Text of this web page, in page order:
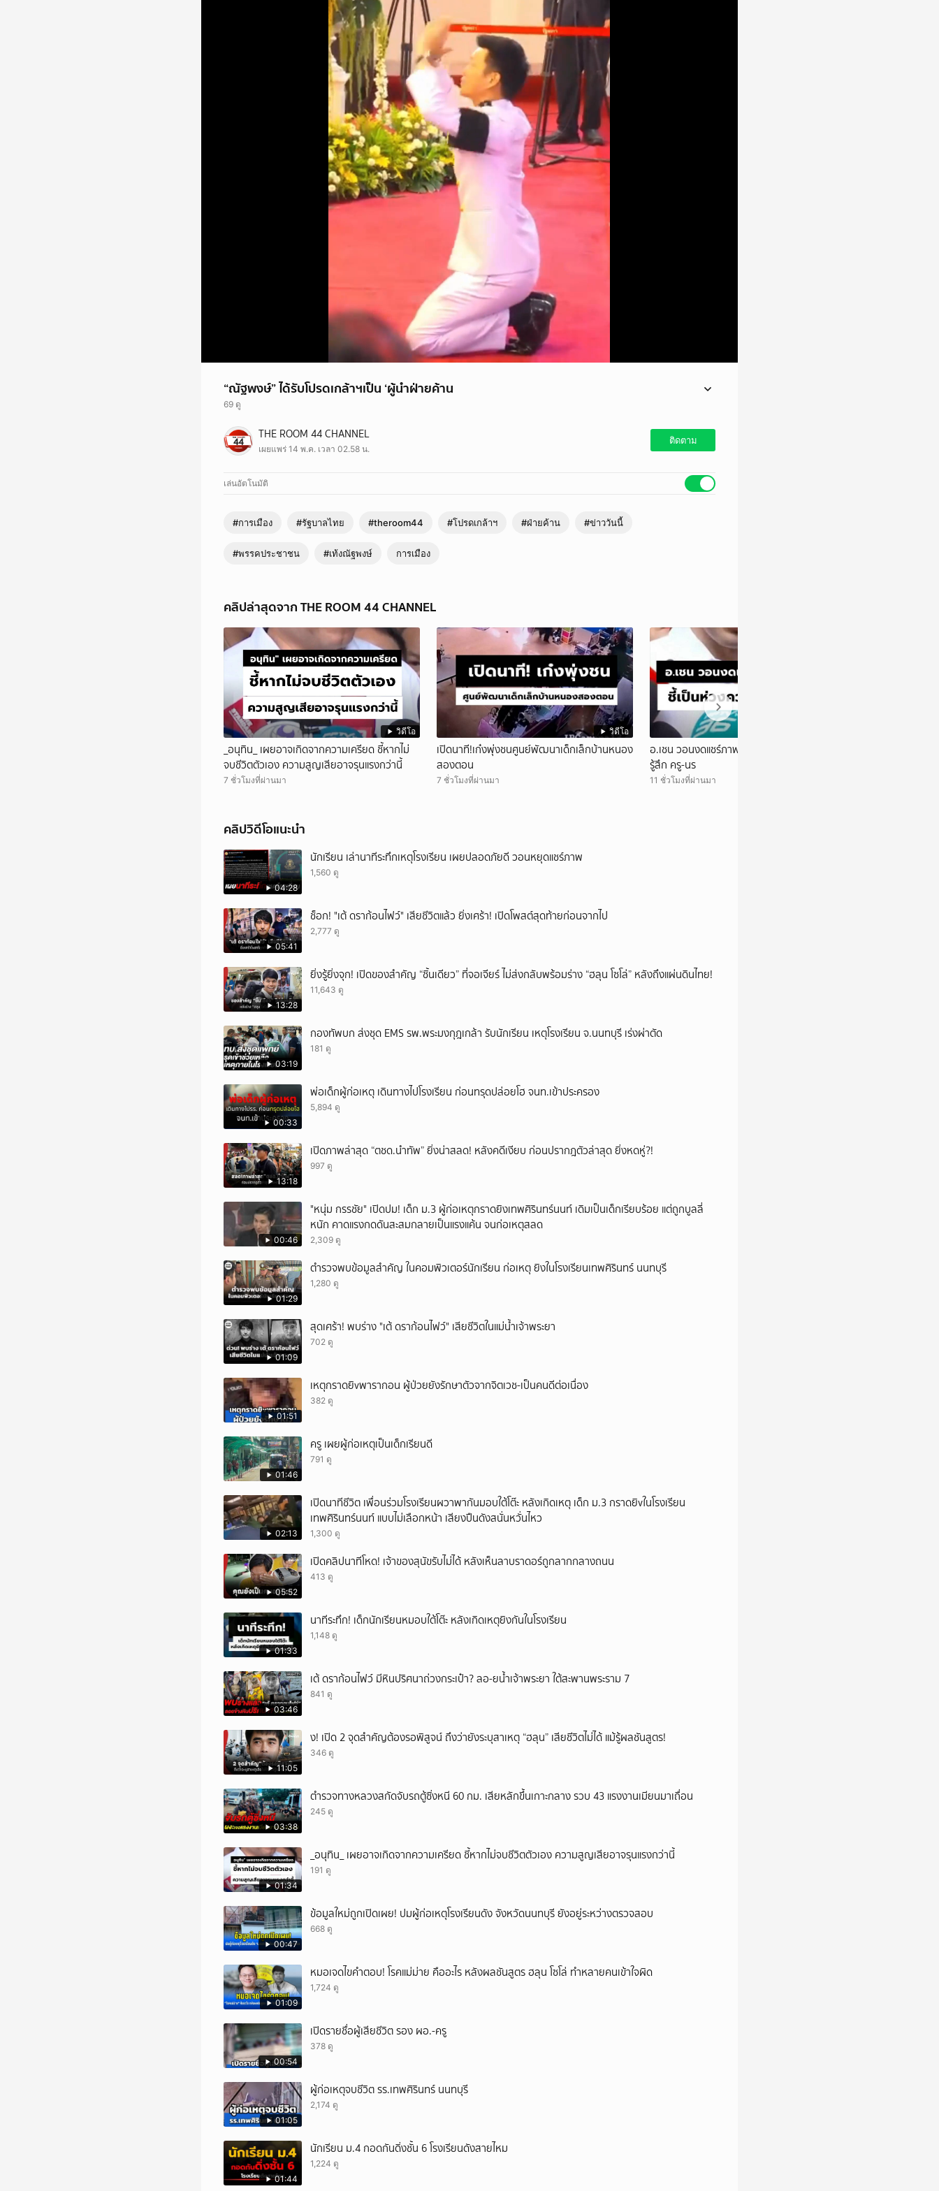
“ณัฐพงษ์” ได้รับโปรดเกล้าฯเป็น ‘ผู้นำฝ่ายค้าน
69 ดู
“ณัฐพงษ์” ได้รับโปรดเกล้าฯเป็น ‘ผู้นำฝ่ายค้าน
#เท้งณัฐพงษ์ #พรรคประชาชน #ฝ่ายค้าน #รัฐบาลไทย #โปรดเกล้าฯ #ข่าววันนี้ #theroom44
THE ROOM 44 CHANNEL
เผยแพร่ 14 พ.ค. เวลา 02.58 น.
ติดตาม
เล่นอัตโนมัติ
#การเมือง #รัฐบาลไทย #theroom44 #โปรดเกล้าฯ #ฝ่ายค้าน #ข่าววันนี้
#พรรคประชาชน #เท้งณัฐพงษ์ การเมือง
คลิปล่าสุดจาก THE ROOM 44 CHANNEL
วิดีโอ
_อนุทิน_ เผยอาจเกิดจากความเครียด ชี้หากไม่
จบชีวิตตัวเอง ความสูญเสียอาจรุนแรงกว่านี้
7 ชั่วโมงที่ผ่านมา
วิดีโอ
เปิดนาที!เก๋งพุ่งชนศูนย์พัฒนาเด็กเล็กบ้านหนอง
สองตอน
7 ชั่วโมงที่ผ่านมา
อ.เชน วอนงดแชร์ภาพเหตุการณ์ ชี้เป็นห่วงความ
รู้สึก ครู-นร
11 ชั่วโมงที่ผ่านมา
คลิปวิดีโอแนะนำ
04:28
นักเรียน เล่านาทีระทึกเหตุโรงเรียน เผยปลอดภัยดี วอนหยุดแชร์ภาพ
1,560 ดู
05:41
ช็อก! "เต้ ดราก้อนไฟว์" เสียชีวิตแล้ว ยิ่งเศร้า! เปิดโพสต์สุดท้ายก่อนจากไป
2,777 ดู
13:28
ยิ่งรู้ยิ่งจุก! เปิดของสำคัญ “ชิ้นเดียว” ที่จอเจียร์ ไม่ส่งกลับพร้อมร่าง “ฮลุน โซโล่” หลังถึงแผ่นดินไทย!
11,643 ดู
03:19
กองทัพบก ส่งชุด EMS รพ.พระมงกุฎเกล้า รับนักเรียน เหตุโรงเรียน จ.นนทบุรี เร่งผ่าตัด
181 ดู
00:33
พ่อเด็กผู้ก่อเหตุ เดินทางไปโรงเรียน ก่อนทรุดปล่อยโฮ จนท.เข้าประครอง
5,894 ดู
13:18
เปิดภาพล่าสุด “ตชด.นำทัพ” ยิ่งน่าสลด! หลังคดีเงียบ ก่อนปรากฎตัวล่าสุด ยิ่งหดหู่?!
997 ดู
00:46
"หนุ่ม กรรชัย" เปิดปม! เด็ก ม.3 ผู้ก่อเหตุกราดยิงเทพศิรินทร์นนท์ เดิมเป็นเด็กเรียบร้อย แต่ถูกบูลลี่
หนัก คาดแรงกดดันสะสมกลายเป็นแรงแค้น จนก่อเหตุสลด
2,309 ดู
01:29
ตำรวจพบข้อมูลสำคัญ ในคอมพิวเตอร์นักเรียน ก่อเหตุ ยิงในโรงเรียนเทพศิรินทร์ นนทบุรี
1,280 ดู
01:09
สุดเศร้า! พบร่าง "เต้ ดราก้อนไฟว์" เสียชีวิตในแม่น้ำเจ้าพระยา
702 ดู
01:51
เหตุกราดยิvพารากอน ผู้ป่วยยังรักษาตัวจากจิตเวช-เป็นคนดีต่อเนื่อง
382 ดู
01:46
ครู เผยผู้ก่อเหตุเป็นเด็กเรียนดี
791 ดู
02:13
เปิดนาทีชีวิต เพื่อนร่วมโรงเรียนผวาพากันมอบใต้โต๊ะ หลังเกิดเหตุ เด็ก ม.3 กราดยิvในโรงเรียน
เทพศิรินทร์นนท์ แบบไม่เลือกหน้า เสียงปืนดังสนั่นหวั่นไหว
1,300 ดู
05:52
เปิดคลิปนาทีโหด! เจ้าของสุนัขรับไม่ได้ หลังเห็นลาบราดอร์ถูกลากกลางถนน
413 ดู
01:33
นาทีระทึก! เด็กนักเรียนหมอบใต้โต๊ะ หลังเกิดเหตุยิงกันในโรงเรียน
1,148 ดู
03:46
เต้ ดราก้อนไฟว์ มีหินปริศนาถ่วงกระเป๋า? ลอ-ยน้ำเจ้าพระยา ใต้สะพานพระราม 7
841 ดู
11:05
ึ้ง! เปิด 2 จุดสำคัญต้องรอพิสูจน์ ถึงว่ายังระบุสาเหตุ “ฮลุน” เสียชีวิตไม่ได้ แม้รู้ผลชันสูตร!
346 ดู
03:38
ตำรวจทางหลวงสกัดจับรถตู้ซิ่งหนี 60 กม. เสียหลักขึ้นเกาะกลาง รวบ 43 แรงงานเมียนมาเถื่อน
245 ดู
01:34
_อนุทิน_ เผยอาจเกิดจากความเครียด ชี้หากไม่จบชีวิตตัวเอง ความสูญเสียอาจรุนแรงกว่านี้
191 ดู
00:47
ข้อมูลใหม่ถูกเปิดเผย! ปมผู้ก่อเหตุโรงเรียนดัง จังหวัดนนทบุรี ยังอยู่ระหว่างตรวจสอบ
668 ดู
01:09
หมอเจดไขคำตอบ! โรคแม่ม่าย คืออะไร หลังผลชันสูตร ฮลุน โซโล่ ทำหลายคนเข้าใจผิด
1,724 ดู
00:54
เปิดรายชื่อผู้เสียชีวิต รอง ผอ.-ครู
378 ดู
01:05
ผู้ก่อเหตุจบชีวิต รร.เทพศิรินทร์ นนทบุรี
2,174 ดู
01:44
นักเรียน ม.4 กอดกันดิ่งชั้น 6 โรงเรียนดังสายไหม
1,224 ดู
ยกเลิก